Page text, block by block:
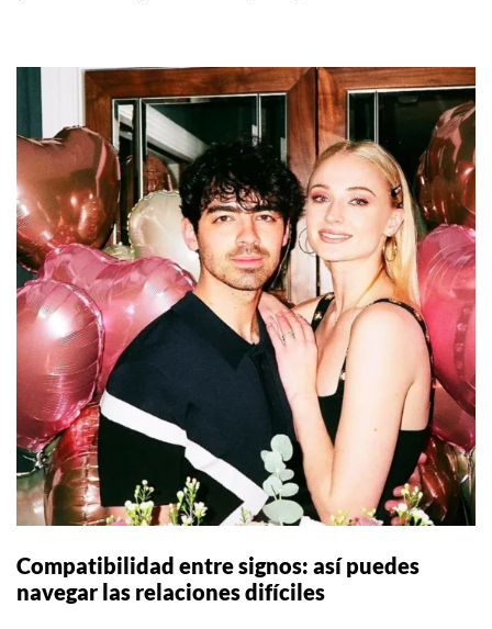
Compatibilidad entre signos: así puedes
navegar las relaciones difíciles